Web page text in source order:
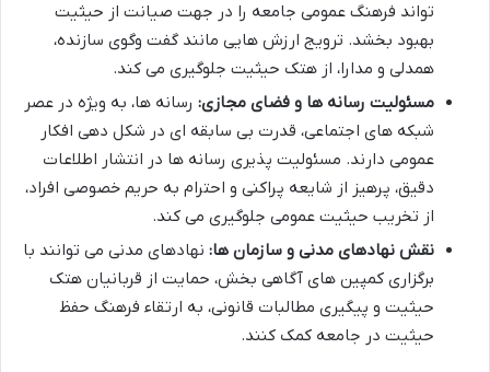
تواند فرهنگ عمومی جامعه را در جهت صیانت از حیثیت
بهبود بخشد. ترویج ارزش هایی مانند گفت وگوی سازنده،
همدلی و مدارا، از هتک حیثیت جلوگیری می کند.
مسئولیت رسانه ها و فضای مجازی: رسانه ها، به ویژه در عصر
شبکه های اجتماعی، قدرت بی سابقه ای در شکل دهی افکار
عمومی دارند. مسئولیت پذیری رسانه ها در انتشار اطلاعات
دقیق، پرهیز از شایعه پراکنی و احترام به حریم خصوصی افراد،
از تخریب حیثیت عمومی جلوگیری می کند.
نقش نهادهای مدنی و سازمان ها: نهادهای مدنی می توانند با
برگزاری کمپین های آگاهی بخش، حمایت از قربانیان هتک
حیثیت و پیگیری مطالبات قانونی، به ارتقاء فرهنگ حفظ
حیثیت در جامعه کمک کنند.